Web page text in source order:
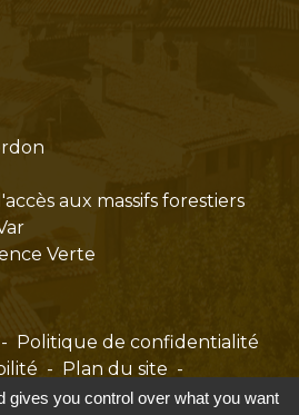
aux massifs forestiers
Verte
-
Politique de confidentialité
- Plan du site -
des cookies
gives you control over what you want